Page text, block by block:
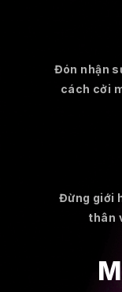
Đón nhận
cách cởi
Đừng giới
thân